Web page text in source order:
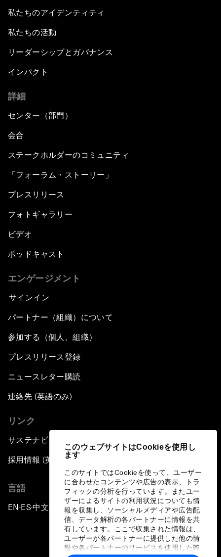
このウェブサイトはCookieを使用し
ます
このサイトではCookieを使って、ユーザー
に合わせたコンテンツや広告の表示、トラ
フィックの分析を行っています。またユー
ザーによるサイトの利用状況についても情
報を収集し、ソーシャルメディアや広告配
信、データ解析の各パートナーに情報を共
有しています。ここで収集された情報は、
ユーザーが各パートナーに提供した他の情
報や各パートナーのサービスを使用した際
私たちのアイデンティティ
私たちの活動
リーダーシップとガバナンス
インパクト
詳細
センター（部門）
会合
ステークホルダーのコミュニティ
「フォーラム・ストーリー」
プレスリリース
フォトギャラリー
ビデオ
ポッドキャスト
エンゲージメント
サインイン
パートナー（組織）について
参加する（個人、組織）
プレスリリース登録
ニュースレター購読
連絡先 (英語のみ)
リンク
サステナビリティへの取り組み
採用情報 (英語のみ)
言語
EN ▪ES▪中文▪ 日本語